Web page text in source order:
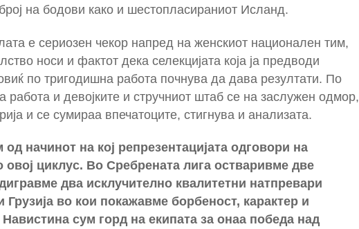
на бодови како и шестопласираниот Исланд.
е сериозен чекор напред на женскиот национален тим,
носи и фактот дека селекцијата која ја предводи
по тригодишна работа почнува да дава резултати. По
работа и девојките и стручниот штаб се на заслужен одмор,
и се сумираа впечатоците, стигнува и анализата.
начинот на кој репрезентацијата одговори на
овој циклус. Во Сребрената лига остваривме две
два исклучително квалитетни натпревари
Грузија во кои покажавме борбеност, карактер и
Навистина сум горд на екипата за онаа победа над